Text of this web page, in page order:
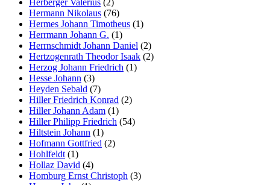
Hermann Nikolaus (76)
Hermes Johann Timotheus (1)
Herrmann Johann G. (1)
Herrnschmidt Johann Daniel (2)
Hertzogenrath Theodor Isaak (2)
Herzog Johann Friedrich (1)
Hesse Johann (3)
Heyden Sebald (7)
Hiller Friedrich Konrad (2)
Hiller Johann Adam (1)
Hiller Philipp Friedrich (54)
Hiltstein Johann (1)
Hofmann Gottfried (2)
Hohlfeldt (1)
Hollaz David (4)
Homburg Ernst Christoph (3)